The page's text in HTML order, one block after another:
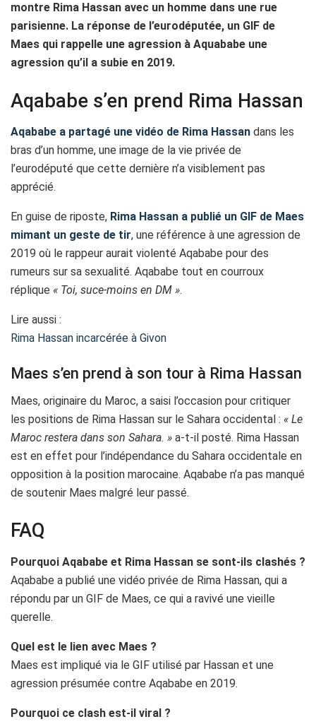
montre Rima Hassan avec un homme dans une rue
parisienne. La réponse de l’eurodéputée, un GIF de
Maes qui rappelle une agression à Aquababe une
agression qu’il a subie en 2019.
Aqababe s’en prend Rima Hassan
Aqababe a partagé une vidéo de Rima Hassan dans les
bras d’un homme, une image de la vie privée de
l’eurodéputé que cette dernière n’a visiblement pas
apprécié.
En guise de riposte, Rima Hassan a publié un GIF de Maes
mimant un geste de tir, une référence à une agression de
2019 où le rappeur aurait violenté Aqababe pour des
rumeurs sur sa sexualité. Aqababe tout en courroux
réplique « Toi, suce-moins en DM ».
Lire aussi :
Rima Hassan incarcérée à Givon
Maes s’en prend à son tour à Rima Hassan
Maes, originaire du Maroc, a saisi l’occasion pour critiquer
les positions de Rima Hassan sur le Sahara occidental : « Le
Maroc restera dans son Sahara. » a-t-il posté. Rima Hassan
est en effet pour l’indépendance du Sahara occidentale en
opposition à la position marocaine. Aqababe n’a pas manqué
de soutenir Maes malgré leur passé.
FAQ
Pourquoi Aqababe et Rima Hassan se sont-ils clashés ?
Aqababe a publié une vidéo privée de Rima Hassan, qui a
répondu par un GIF de Maes, ce qui a ravivé une vieille
querelle.
Quel est le lien avec Maes ?
Maes est impliqué via le GIF utilisé par Hassan et une
agression présumée contre Aqababe en 2019.
Pourquoi ce clash est-il viral ?